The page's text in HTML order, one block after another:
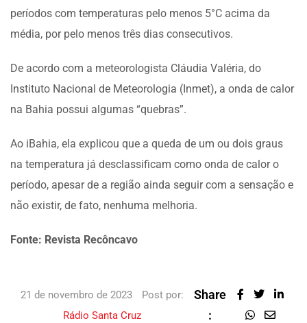
períodos com temperaturas pelo menos 5°C acima da
média, por pelo menos três dias consecutivos.
De acordo com a meteorologista Cláudia Valéria, do
Instituto Nacional de Meteorologia (Inmet), a onda de calor
na Bahia possui algumas “quebras”.
Ao iBahia, ela explicou que a queda de um ou dois graus
na temperatura já desclassificam como onda de calor o
período, apesar de a região ainda seguir com a sensação e
não existir, de fato, nenhuma melhoria.
Fonte: Revista Recôncavo
21 de novembro de 2023
Post por:
Rádio Santa Cruz
Share
: